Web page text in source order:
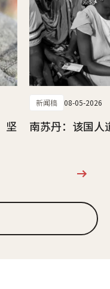
坚
新闻稿 08-05-2026
南苏丹：该国人